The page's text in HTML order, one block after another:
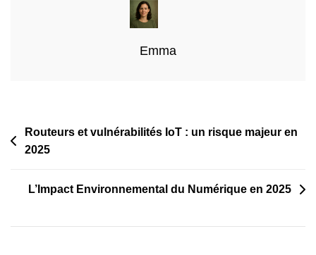
Emma
Navigation
de
Routeurs et vulnérabilités IoT : un risque majeur en
2025
L’Impact Environnemental du Numérique en 2025